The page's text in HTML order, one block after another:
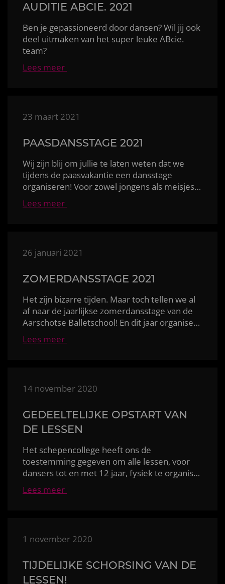
AUDITIE ABCIE. 2021
Ben je gepassioneerd door dansen? Wil jij ook
deel uitmaken van het super leuke ABcie.
team?
Lees meer
23 maart 2021
PAASDANSSTAGE 2021
Wij zijn blij om jullie te laten weten dat we
tijdens de paasvakantie een dansstage
organiseren! Voor zowel jongens als meisjes
Lees meer
26 januari 2021
ZOMERDANSSTAGE 2021
Het zijn bizarre tijden. Maar toch tellen we al
af naar de jaarlijkse zomerdansstage van de
Aarschotse Balletschool! En dit jaar organiseren
Lees meer
14 november 2020
GEDEELTELIJKE OPSTART VAN
DE LESSEN
Het schepencollege heeft ons de
toestemming gegeven om alle lessen, voor
dansers tot en met 12 jaar, fysiek te organiseren.
Lees meer
1 november 2020
TIJDELIJKE SCHORSING VAN DE
LESSEN!